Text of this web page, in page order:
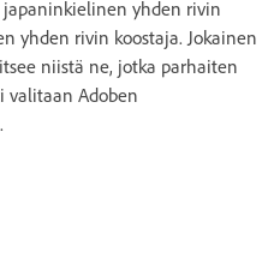
yhden rivin
yhden rivin koostaja. Jokainen
niistä ne, jotka parhaiten
valitaan Adoben